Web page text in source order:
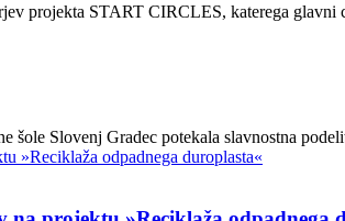
projekta START CIRCLES, katerega
šole Slovenj Gradec potekala slavnostna